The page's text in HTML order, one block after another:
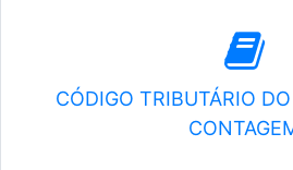
CÓDIGO TRIBUTÁRIO